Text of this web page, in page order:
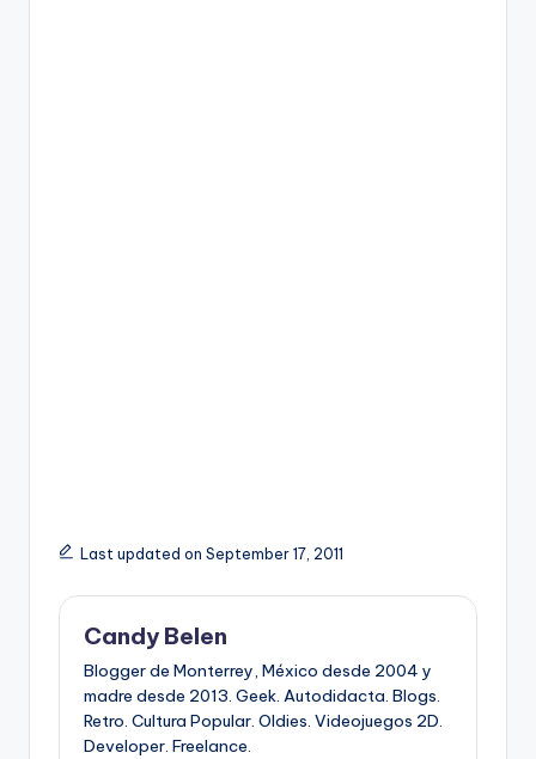
Last updated on September 17, 2011
Candy Belen
Blogger de Monterrey, México desde 2004 y
madre desde 2013. Geek. Autodidacta. Blogs.
Retro. Cultura Popular. Oldies. Videojuegos 2D.
Developer. Freelance.